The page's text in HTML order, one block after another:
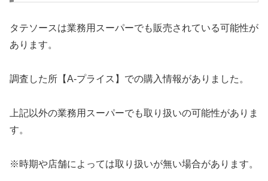
タテソースは業務用スーパーでも販売されている可能性が
あります。
調査した所【A-プライス】での購入情報がありました。
上記以外の業務用スーパーでも取り扱いの可能性がありま
す。
※時期や店舗によっては取り扱いが無い場合があります。